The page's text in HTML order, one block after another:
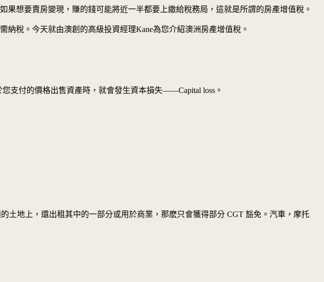
想要賣房變現，賺的錢可能將近一半都要上繳給稅務局，這就是所謂的房產增值稅。
稅。今天就由澳創的高級投資經理Kane為您介紹澳洲房產增值稅。
支付的價格出售資產時，就會發生資本損失——Capital loss。
土地上，還出租其中的一部分或用於商業，那麽只會獲得部分 CGT 豁免。汽車，摩托